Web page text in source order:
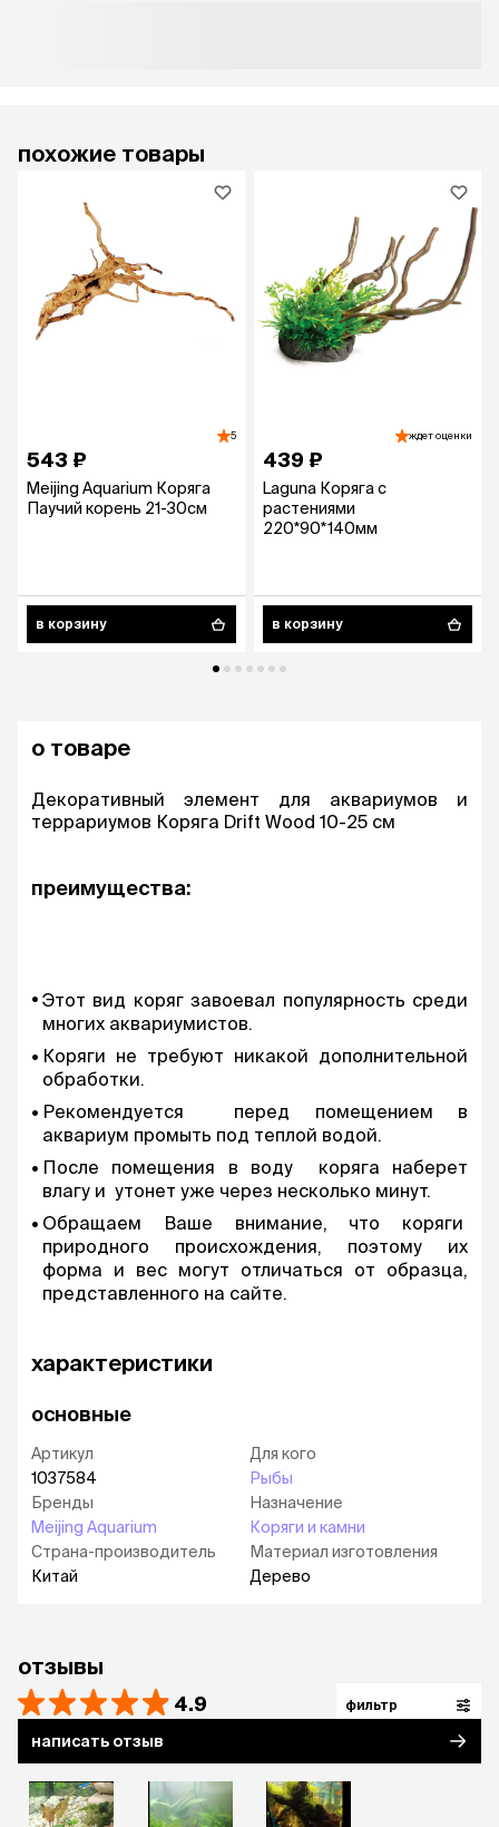
похожие товары
5
543 ₽
Meijing Aquarium Коряга
Паучий корень 21-30см
в корзину
ждет оценки
439 ₽
Laguna Коряга с
растениями
220*90*140мм
в корзину
о товаре
Декоративный элемент для аквариумов и
террариумов Коряга Drift Wood 10-25 см
преимущества:
Этот вид коряг завоевал популярность среди
многих аквариумистов.
Коряги не требуют никакой дополнительной
обработки.
Рекомендуется перед помещением в
аквариум промыть под теплой водой.
После помещения в воду коряга наберет
влагу и утонет уже через несколько минут.
Обращаем Ваше внимание, что коряги
природного происхождения, поэтому их
форма и вес могут отличаться от образца,
представленного на сайте.
характеристики
основные
Артикул
1037584
Бренды
Meijing Aquarium
Страна-производитель
Китай
Для кого
Рыбы
Назначение
Коряги и камни
Материал изготовления
Дерево
отзывы
4.9 фильтр
написать отзыв